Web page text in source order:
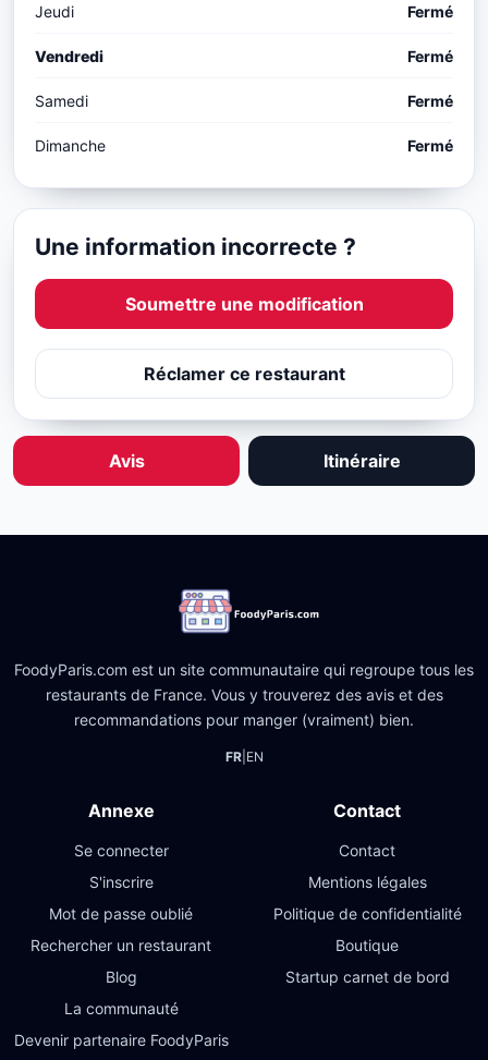
Jeudi Fermé
Vendredi Fermé
Samedi Fermé
Dimanche Fermé
Une information incorrecte ?
Soumettre une modification
Réclamer ce restaurant
Avis Itinéraire
FoodyParis.com est un site communautaire qui regroupe tous les
restaurants de France. Vous y trouverez des avis et des
recommandations pour manger (vraiment) bien.
FR| EN
Annexe
Se connecter
S'inscrire
Mot de passe oublié
Rechercher un restaurant
Blog
La communauté
Devenir partenaire FoodyParis
Contact
Contact
Mentions légales
Politique de confidentialité
Boutique
Startup carnet de bord